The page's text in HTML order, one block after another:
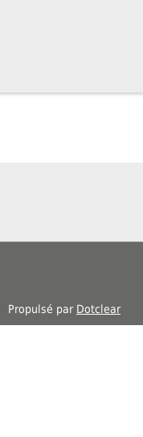
Propulsé par Dotclear